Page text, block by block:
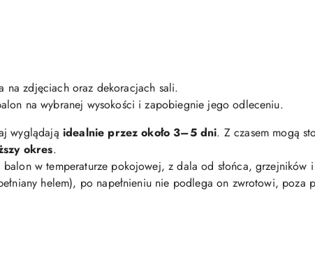
na zdjęciach oraz dekoracjach sali.
na wybranej wysokości i zapobiegnie jego odleceniu.
wyglądają idealnie przez około 3–5 dni. Z czasem mogą
okres.
balon w temperaturze pokojowej, z dala od słońca, grzejników
helem), po napełnieniu nie podlega on zwrotowi, poza